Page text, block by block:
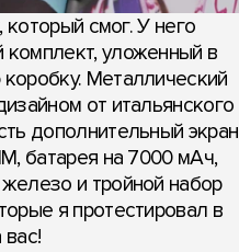
который смог. У него
уложенный в
Металлический
от итальянского
дополнительный экран
батарея на 7000 мАч,
и тройной набор
я протестировал в
вас!